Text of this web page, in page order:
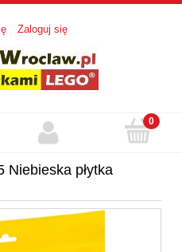
Zaloguj się
Niebieska płytka